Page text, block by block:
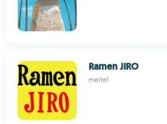
Ramen JIRO
meitel